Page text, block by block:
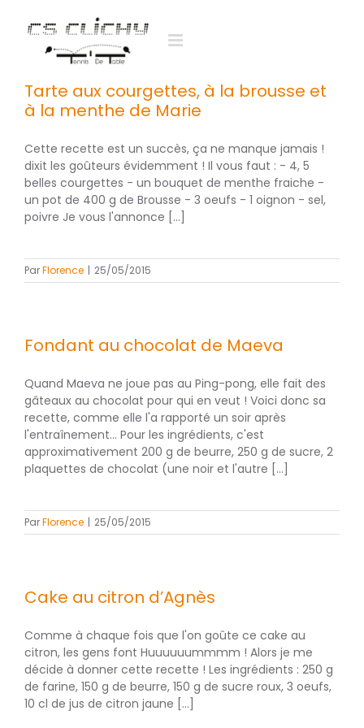
Tarte aux courgettes, à la brousse et
à la menthe de Marie
Cette recette est un succès, ça ne manque jamais !
dixit les goûteurs évidemment ! Il vous faut : - 4, 5
belles courgettes - un bouquet de menthe fraiche -
un pot de 400 g de Brousse - 3 oeufs - 1 oignon - sel,
poivre Je vous l'annonce [...]
ParFlorence | 25/05/2015
Fondant au chocolat de Maeva
Quand Maeva ne joue pas au Ping-pong, elle fait des
gâteaux au chocolat pour qui en veut ! Voici donc sa
recette, comme elle l'a rapporté un soir après
l'entraînement... Pour les ingrédients, c'est
approximativement 200 g de beurre, 250 g de sucre, 2
plaquettes de chocolat (une noir et l'autre [...]
ParFlorence | 25/05/2015
Cake au citron d’Agnès
Comme à chaque fois que l'on goûte ce cake au
citron, les gens font Huuuuuummmm ! Alors je me
décide à donner cette recette ! Les ingrédients : 250 g
de farine, 150 g de beurre, 150 g de sucre roux, 3 oeufs,
10 cl de jus de citron jaune [...]